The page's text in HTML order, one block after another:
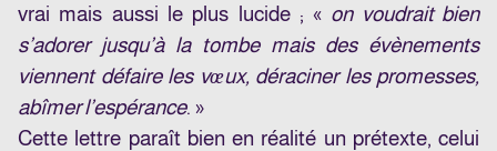
vrai mais aussi le plus lucide ; « on voudrait bien
s’adorer jusqu’à la tombe mais des évènements
viennent défaire les vœux, déraciner les promesses,
abîmer l’espérance. »
Cette lettre paraît bien en réalité un prétexte, celui